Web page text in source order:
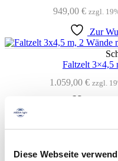
Diese Webseite
949,00 € zzgl.
Zur
Faltzelt 3×4,5
1.059,00 € zzgl.
1.139,00€ zzgl.